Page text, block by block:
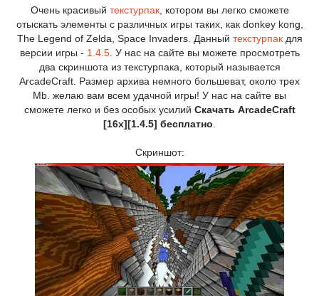
Очень красивый текстурпак, котором вы легко сможете
отыскать элементы с различных игры таких, как donkey kong,
The Legend of Zelda, Space Invaders. Данный текстурпакдля
версии игры - 1.4.5. У нас на сайте вы можете просмотреть
два скриншота из текстурпака, который называется
ArcadeCraft. Размер архива немного большеват, около трех
Mb. желаю вам всем удачной игры! У нас на сайте вы
сможете легко и без особых усилий Скачать ArcadeCraft
[16x][1.4.5] бесплатно
Скриншот: